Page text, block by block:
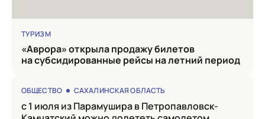
ТУРИЗМ
«Аврора» открыла продажу билетов
на субсидированные рейсы на летний период
ОБЩЕСТВО САХАЛИНСКАЯ ОБЛАСТЬ
с 1 июля из Парамушира в Петропавловск-